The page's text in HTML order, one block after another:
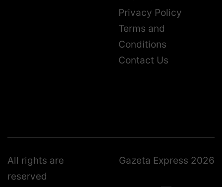
Privacy Policy
Terms and
Conditions
Contact Us
All rights are
reserved
Gazeta Express 2026